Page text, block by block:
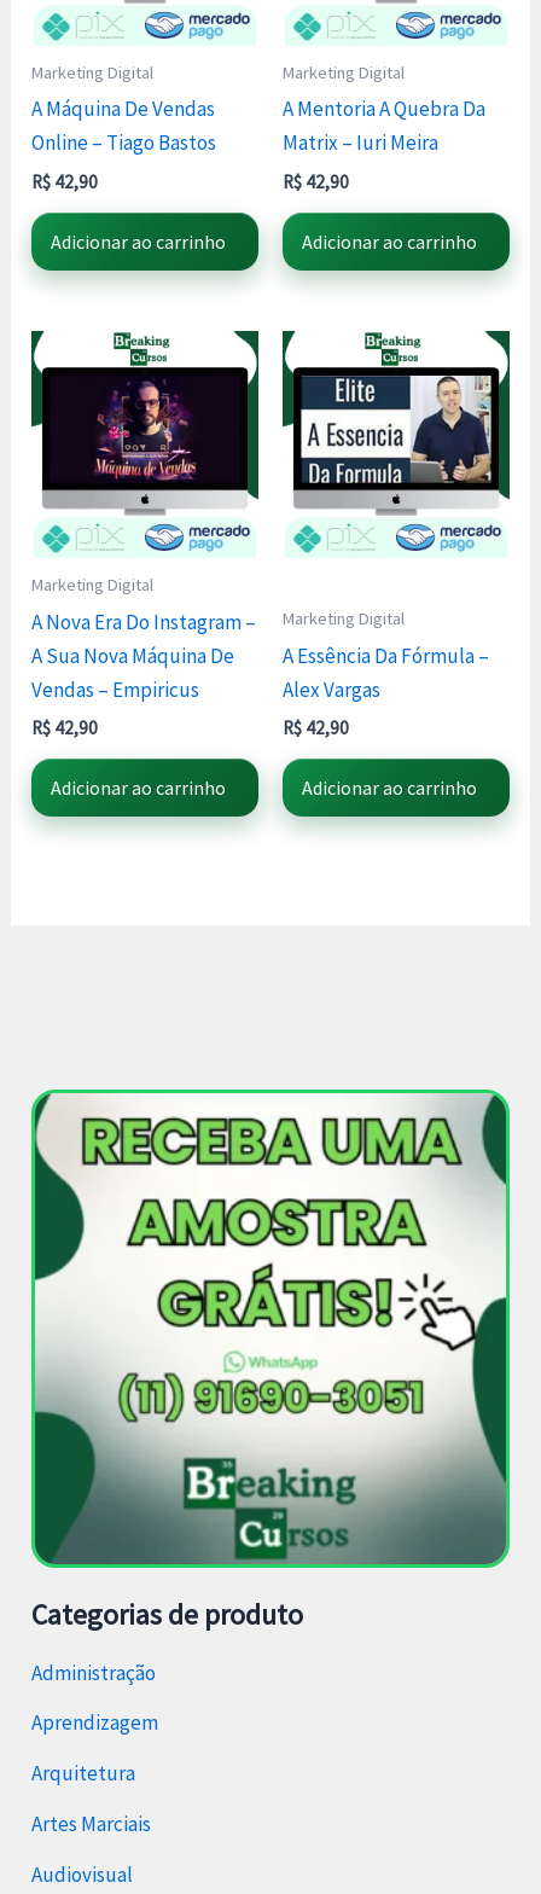
Marketing Digital
A Máquina De Vendas
Online – Tiago Bastos
R$ 42,90
Adicionar ao carrinho
Marketing Digital
A Mentoria A Quebra Da
Matrix – Iuri Meira
R$ 42,90
Adicionar ao carrinho
Marketing Digital
A Nova Era Do Instagram –
A Sua Nova Máquina De
Vendas – Empiricus
R$ 42,90
Adicionar ao carrinho
Marketing Digital
A Essência Da Fórmula –
Alex Vargas
R$ 42,90
Adicionar ao carrinho
Categorias de produto
Administração
Aprendizagem
Arquitetura
Artes Marciais
Audiovisual